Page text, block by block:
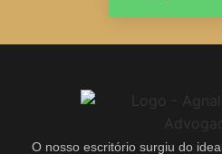
O nosso escritório surgiu do